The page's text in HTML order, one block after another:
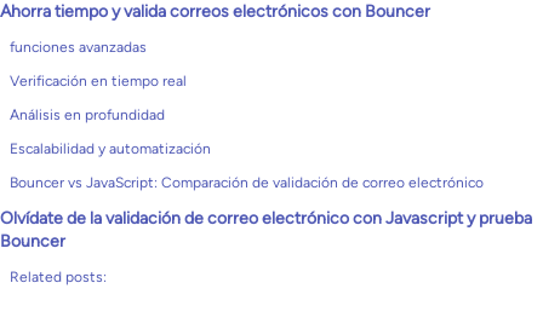
Ahorra tiempo y valida correos electrónicos con Bouncer
funciones avanzadas
Verificación en tiempo real
Análisis en profundidad
Escalabilidad y automatización
Bouncer vs JavaScript: Comparación de validación de correo electrónico
Olvídate de la validación de correo electrónico con Javascript y prueba
Bouncer
Related posts: